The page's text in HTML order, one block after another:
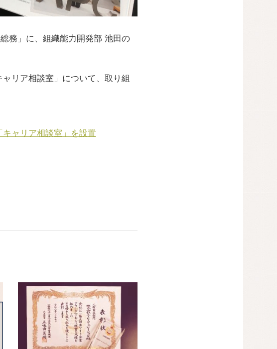
務」に、組織能力開発部 池田の
リア相談室」について、取り組
キャリア相談室」を設置